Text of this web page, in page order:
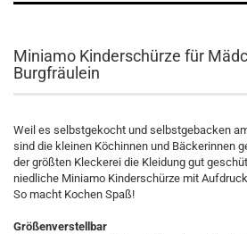
Miniamo Kinderschürze für
Burgfräulein
Weil es selbstgekocht und selbstgebacken
sind die kleinen Köchinnen und Bäckerinnen
der größten Kleckerei die Kleidung gut
niedliche Miniamo Kinderschürze mit
So macht Kochen Spaß!
Größenverstellbar